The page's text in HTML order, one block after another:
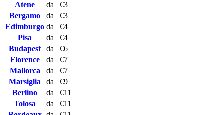
Atene
da
€3
Bergamo
da
€3
Edimburgo da
€4
Pisa
da
€4
Budapest
da
€6
Florence
da
€7
Mallorca
da
€7
Marsiglia
da
€9
Berlino
da
€11
Tolosa
da
€11